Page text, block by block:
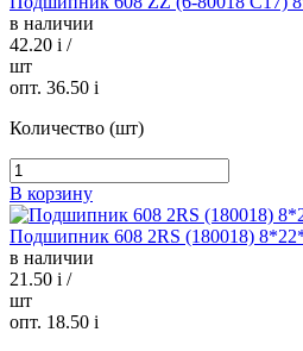
в наличии
42.20 i /
шт
опт. 36.50 i
Количество (шт)
В корзину
Подшипник 608 2RS (180018)
в наличии
21.50 i /
шт
опт. 18.50 i